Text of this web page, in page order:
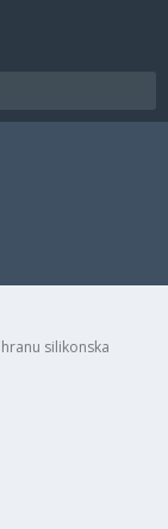
silikonska